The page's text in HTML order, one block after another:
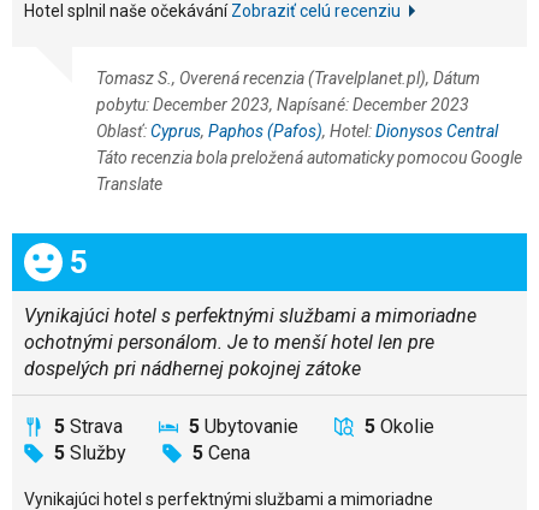
Hotel splnil naše očekáváníZobraziť celú recenziu
Tomasz S., Overená recenzia (Travelplanet.pl), Dátum
pobytu: December 2023, Napísané: December 2023
Oblasť:Cyprus, Paphos (Pafos), Hotel:Dionysos Central
Táto recenzia bola preložená automaticky pomocou Google
Translate
Celkom:
5
Vynikajúci hotel s perfektnými službami a mimoriadne
ochotnými personálom. Je to menší hotel len pre
dospelých pri nádhernej pokojnej zátoke
5 Strava 5 Ubytovanie 5 Okolie
5 Služby 5 Cena
Vynikajúci hotel s perfektnými službami a mimoriadne